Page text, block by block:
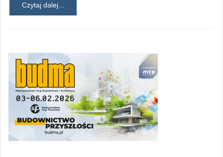
Czytaj dalej...